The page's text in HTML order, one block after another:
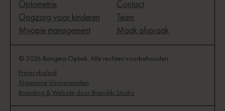
Optometrie
Oogzorg voor kinderen
Myopie management
Contact
Team
Maak afspraak
© 2026 Bangma Optiek. Alle rechten voorbehouden.
Privacybeleid
Algemene Voorwaarden
Branding & Website door Brandiki Studio